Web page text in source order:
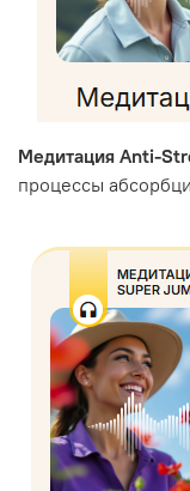
Медитация Anti-
процессы